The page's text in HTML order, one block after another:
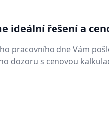
ideální řešení a
pracovního dne Vám
dozoru s cenovou